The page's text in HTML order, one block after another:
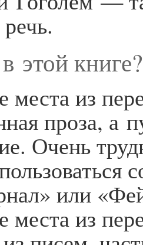
этой книге?
места из
проза, а
Очень
или
места из